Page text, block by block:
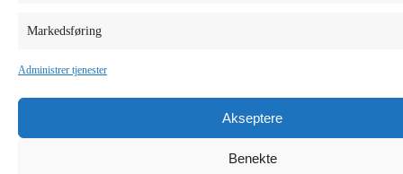
Markedsføring
Administrer tjenester
Akseptere
Benekte